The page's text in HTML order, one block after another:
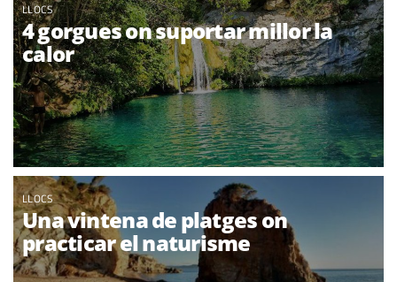
LLOCS
4 gorgues on suportar millor la
calor
LLOCS
Una vintena de platges on
practicar el naturisme